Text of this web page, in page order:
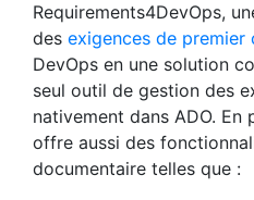
Requirements4DevOps,
des exigences de premier
DevOps en une solution
seul outil de gestion des
nativement dans ADO. En
offre aussi des
documentaire telles que :